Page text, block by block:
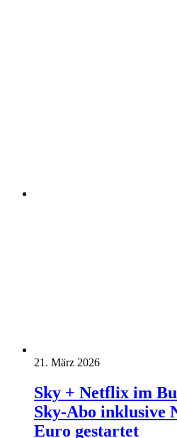
21. März 2026
Sky + Netflix im
Sky-Abo inklusive
Euro gestartet